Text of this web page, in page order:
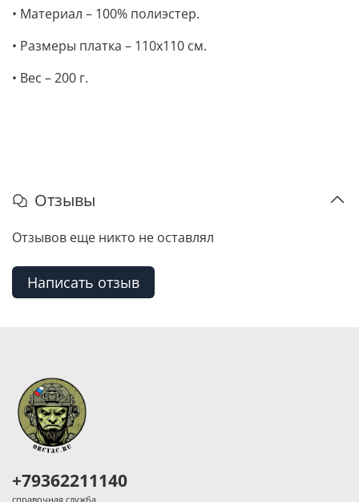
• Материал – 100% полиэстер.
• Размеры платка – 110х110 см.
• Вес – 200 г.
Отзывы
Отзывов еще никто не оставлял
Написать отзыв
+79362211140
справочная служба